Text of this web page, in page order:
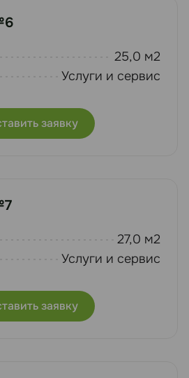
25,0 м2
Услуги и сервис
заявку
27,0 м2
Услуги и сервис
заявку